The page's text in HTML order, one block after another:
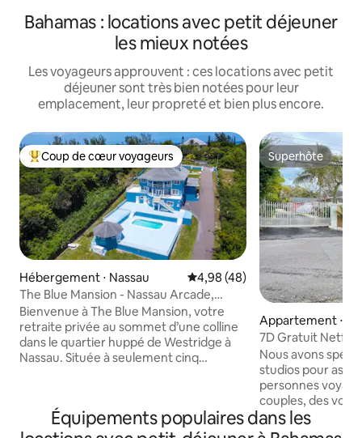
Bahamas : locations avec petit déjeuner
les mieux notées
Les voyageurs approuvent : ces locations avec petit
déjeuner sont très bien notées pour leur
emplacement, leur propreté et bien plus encore.
Coups de cœur voyageurs les plus appréciés
Coup de cœur voyageurs
Hébergement ⋅ Nassau Évaluation moyenne sur la
4,98 (48)
The Blue Mansion - Nassau Arcade,
piscine et théâtre
Bienvenue à The Blue Mansion, votre
retraite privée au sommet d’une colline
dans le quartier huppé de Westridge à
Nassau. Située à seulement cinq
plages immaculées, cette villa spacieuse
allie luxe moderne et divertissement
pour toute la famille. Profitez d'une
Superhôte
Superhôte
Appartement ⋅
7D Gratuit Netflix
Générateur
Nous avons
studios pour
personnes
couples, des
voyageurs
séjours plus longs. En tant
Équipements populaires dans les